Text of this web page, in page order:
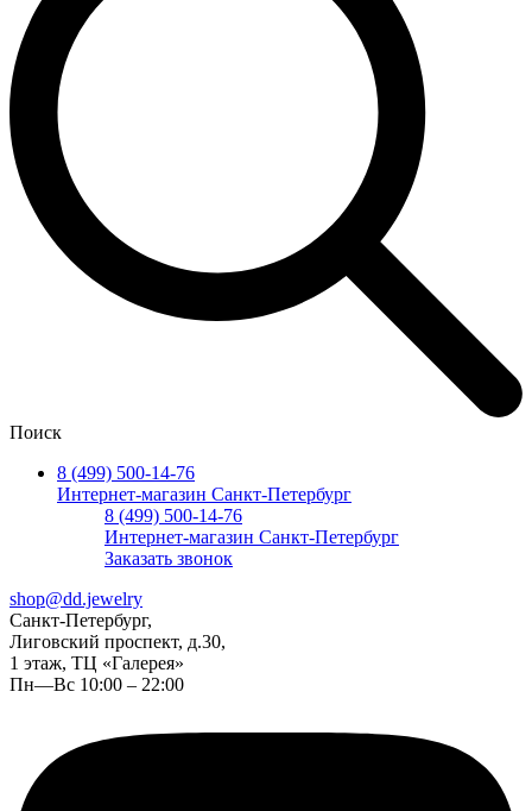
Поиск
8 (499) 500-14-76
Интернет-магазин Санкт-Петербург
8 (499) 500-14-76
Интернет-магазин Санкт-Петербург
Заказать звонок
shop@dd.jewelry
Санкт-Петербург,
Лиговский проспект, д.30,
1 этаж, ТЦ «Галерея»
Пн—Вс 10:00 – 22:00